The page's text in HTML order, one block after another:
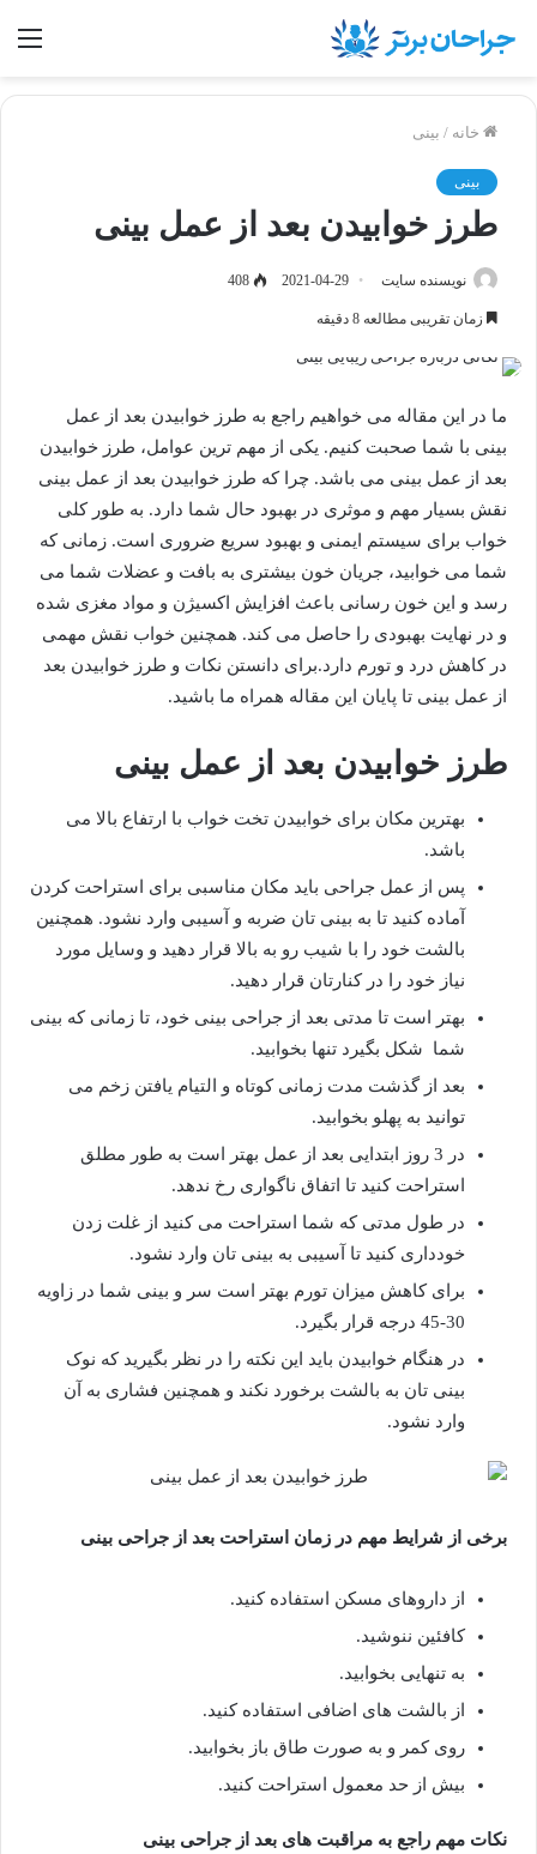
خانه / بینی
بینی
طرز خوابیدن بعد از عمل بینی
نویسنده سایت 2021-04-29
408
زمان تقریبی مطالعه 8 دقیقه
ما در این مقاله می خواهیم راجع به طرز خوابیدن بعد از عمل
بینی با شما صحبت کنیم. یکی از مهم ترین عوامل، طرز خوابیدن
بعد از عمل بینی می باشد. چرا که طرز خوابیدن بعد از عمل بینی
نقش بسیار مهم و موثری در بهبود حال شما دارد. به طور کلی
خواب برای سیستم ایمنی و بهبود سریع ضروری است. زمانی که
شما می خوابید، جریان خون بیشتری به بافت و عضلات شما می
رسد و این خون رسانی باعث افزایش اکسیژن و مواد مغزی شده
و در نهایت بهبودی را حاصل می کند. همچنین خواب نقش مهمی
در کاهش درد و تورم دارد.برای دانستن نکات و طرز خوابیدن بعد
از عمل بینی تا پایان این مقاله همراه ما باشید.
طرز خوابیدن بعد از عمل بینی
بهترین مکان برای خوابیدن تخت خواب با ارتفاع بالا می
باشد.
پس از عمل جراحی باید مکان مناسبی برای استراحت کردن
آماده کنید تا به بینی تان ضربه و آسیبی وارد نشود. همچنین
بالشت خود را با شیب رو به بالا قرار دهید و وسایل مورد
نیاز خود را در کنارتان قرار دهید.
بهتر است تا مدتی بعد از جراحی بینی خود، تا زمانی که بینی
شما شکل بگیرد تنها بخوابید.
بعد از گذشت مدت زمانی کوتاه و التیام یافتن زخم می
توانید به پهلو بخوابید.
در 3 روز ابتدایی بعد از عمل بهتر است به طور مطلق
استراحت کنید تا اتفاق ناگواری رخ ندهد.
در طول مدتی که شما استراحت می کنید از غلت زدن
خودداری کنید تا آسیبی به بینی تان وارد نشود.
برای کاهش میزان تورم بهتر است سر و بینی شما در زاویه
30-45 درجه قرار بگیرد.
در هنگام خوابیدن باید این نکته را در نظر بگیرید که نوک
بینی تان به بالشت برخورد نکند و همچنین فشاری به آن
وارد نشود.
برخی از شرایط مهم در زمان استراحت بعد از جراحی بینی
از داروهای مسکن استفاده کنید.
کافئین ننوشید.
به تنهایی بخوابید.
از بالشت های اضافی استفاده کنید.
روی کمر و به صورت طاق باز بخوابید.
بیش از حد معمول استراحت کنید.
نکات مهم راجع به مراقبت های بعد از جراحی بینی